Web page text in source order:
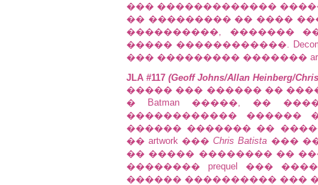
��� �������������
�� ��������� �� ����
����������, �������
����� ������������.
��� ��������� �������
JLA #117 (Geoff Johns/Allan Heinberg/
����� ��� ������ ��
� Batman �����, ��
������������ ������
������ ������� ��
�� artwork ���Chris Batista ���
�� ����� �������� ��
�������� prequel ���
������ ���������� ��� ��